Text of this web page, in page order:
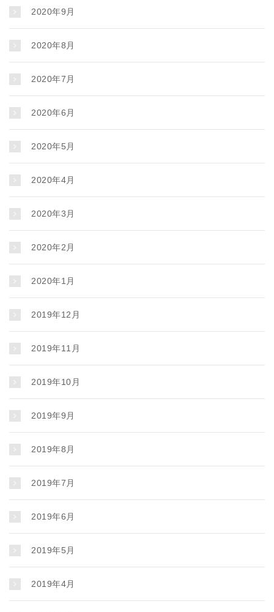
2020年9月
2020年8月
2020年7月
2020年6月
2020年5月
2020年4月
2020年3月
2020年2月
2020年1月
2019年12月
2019年11月
2019年10月
2019年9月
2019年8月
2019年7月
2019年6月
2019年5月
2019年4月